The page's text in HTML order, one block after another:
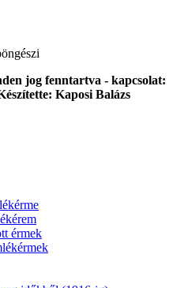
jog fenntartva - kapcsolat:
Kaposi Balázs
érmek